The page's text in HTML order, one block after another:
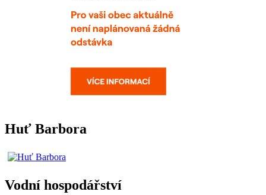
Huť Barbora
Vodní hospodářství